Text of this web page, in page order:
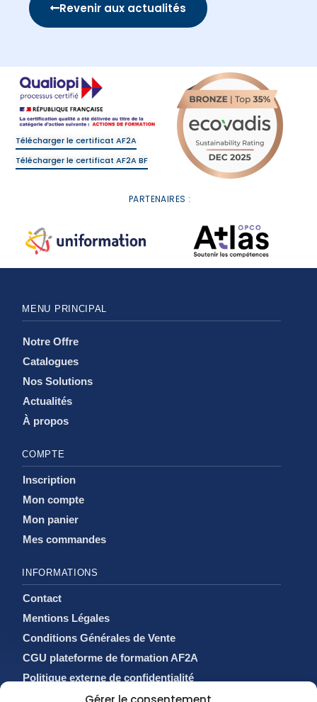
Revenir aux actualités
Télécharger le certificat AF2A
Télécharger le certificat AF2A BF
PARTENAIRES :
INFORMATIONS
Contact
Mentions Légales
Conditions Générales de Vente
CGU plateforme de formation AF2A
Politique externe de confidentialité
Politique de cookies (EU)
MENU PRINCIPAL
Notre Offre
Catalogues
Nos Solutions
Actualités
À propos
COMPTE
Inscription
Mon compte
Mon panier
Mes commandes